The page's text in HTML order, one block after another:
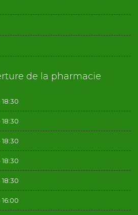
de la pharmacie
18:30
18:30
18:30
18:30
18:30
16:00